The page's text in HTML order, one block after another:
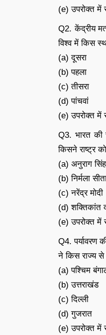
(e) उपरोक्त में
Q2. केंद्रीय
विश्व में किस
(a) दूसरा
(b) पहला
(c) तीसरा
(d) पांचवां
(e) उपरोक्त में
Q3. भारत की
किसने राष्ट्र
(a) अनुराग
(b) निर्मला
(c) नरेंद्र मोदी
(d) शक्तिकांत
(e) उपरोक्त में
Q4. पर्यावरण
ने किस राज्य
(a) पश्चिम
(b) उत्तराखंड
(c) दिल्ली
(d) गुजरात
(e) उपरोक्त में